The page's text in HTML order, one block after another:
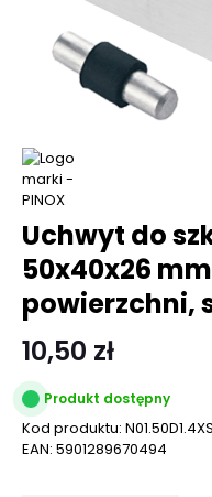
Uchwyt do
50x40x26
powierzchni,
10,50 zł
Produkt dostępny
Kod produktu: N01.50D1.4XS
EAN: 5901289670494